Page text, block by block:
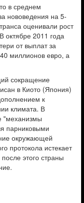
в среднем
нововедения на 5-
оценивали рост
октябре 2011 года
от выплат за
миллионов евро, а
сокращение
в Киото (Япония)
к
климата. В
"механизмы
парниковыми
окружающей
протокола истекает
этого страны